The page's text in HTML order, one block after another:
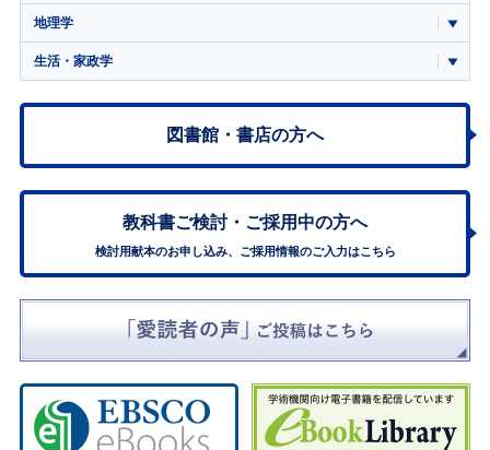
地理学
生活・家政学
図書館・書店の方へ
教科書ご検討・ ご採用中の方へ
検討用献本のお申し込み、ご採用情報のご入力はこちら